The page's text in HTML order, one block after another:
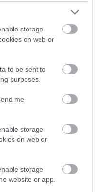
storage
on web or
to be sent to
purposes.
me
storage
on web or
storage
website or app.